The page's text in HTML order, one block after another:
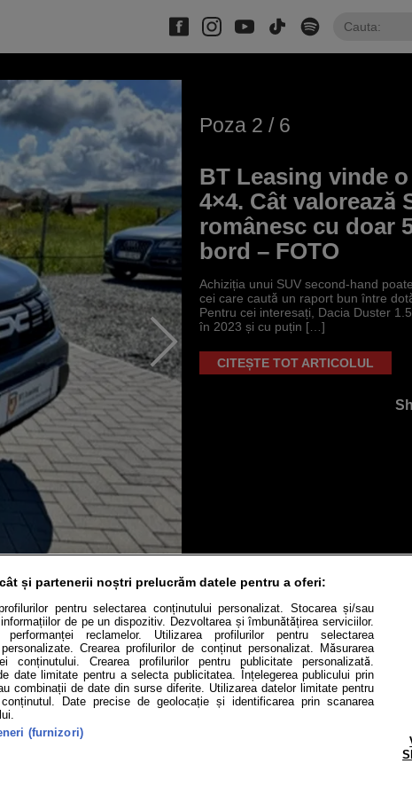
Poza 2 / 6
BT Leasing vinde
4×4. Cât valorează
românesc cu doar
bord – FOTO
Achiziția unui SUV second-hand
cei care caută un raport bun între
Pentru cei interesați, Dacia Duster
în 2023 și cu puțin […]
CITEȘTE TOT ARTICOLUL
Video Podcast cu Prioritate Cât costă?
cookies Echipa editorială Modifică
Nicio instituţie sau persoană (site-uri, instituţii mass-media, firme de
și partenerii noștri prelucrăm datele pentru a oferi:
pentru selectarea conținutului personalizat. Stocarea și/sau
de pe un dispozitiv. Dezvoltarea și îmbunătățirea serviciilor.
performanței reclamelor. Utilizarea profilurilor pentru selectarea
Crearea profilurilor de conținut personalizat. Măsurarea
conținutului. Crearea profilurilor pentru publicitate personalizată.
date limitate pentru a selecta publicitatea. Înțelegerea publicului prin
combinații de date din surse diferite. Utilizarea datelor limitate pentru
Date precise de geolocație și identificarea prin scanarea
(furnizori)